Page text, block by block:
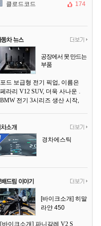
클로드코드
174
공장에서 못 만드는
부품
어낸다
페라리 V12 SUV, 더욱 사나운 얼굴로 돌아온다
경차에스틱
[바이크소개] 히말
라얀 450
[바이크소개] 파니갈레 V2 S